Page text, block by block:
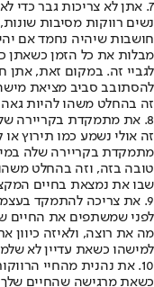
7. אתן לא צריכות גבר כדי לאשר אתכן
נשים רווקות מסיבות שונות,
חושבות שיהיה נחמד אם
מבלות את כל הזמן כשאתן
לגביי זה. במקום זאת, אתן
להסתובב סביב מציאת
זה בהחלט משהו להיות
8. את מתמקדת בקריירה שלך
מתמקדת בקריירה שלה
טובה בזה, וזה בהחלט
שבו את נמצאת בחיים
9. את צריכה להתמקד בעצמך קודם
לפני שמשתפים את החיים
מה את רוצה, ולאיזה כיוון
למישהו כשאת עדיין לא
10. את נהנית מהחיי הרווקות
כשאת מרגישה שהחיים